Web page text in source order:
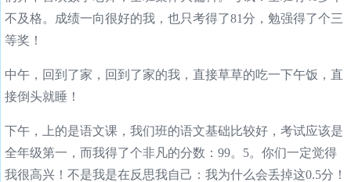
不及格。成绩一向很好的我，也只考得了81分，勉强得了个三
等奖！
中午，回到了家，回到了家的我，直接草草的吃一下午饭，直
接倒头就睡！
下午，上的是语文课，我们班的语文基础比较好，考试应该是
全年级第一，而我得了个非凡的分数：99。5。你们一定觉得
我很高兴！不是我是在反思我自己：我为什么会丢掉这0.5分！